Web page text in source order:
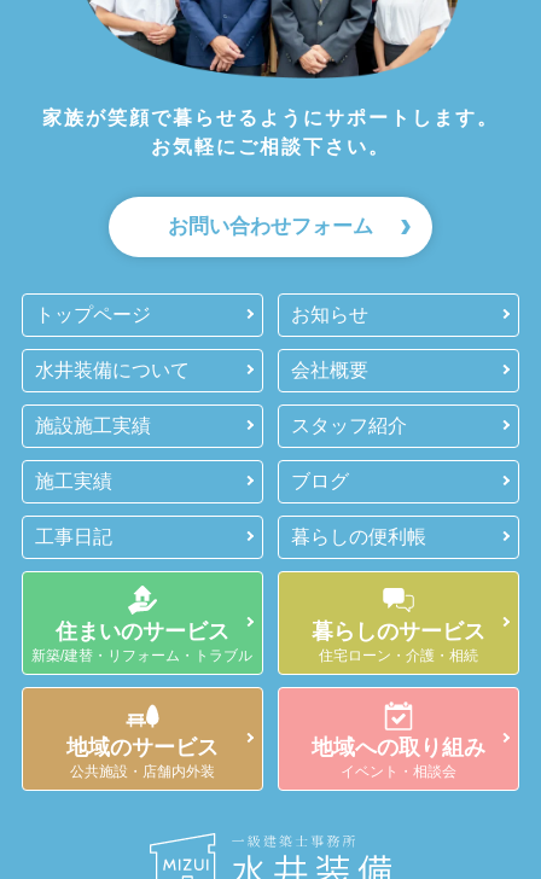
家族が笑顔で暮らせるようにサポートします。
お気軽にご相談下さい。
お問い合わせフォーム
トップページ お知らせ
水井装備について 会社概要
施設施工実績 スタッフ紹介
施工実績 ブログ
工事日記 暮らしの便利帳
住まいのサービス
新築/建替・リフォーム・トラブル
暮らしのサービス
住宅ローン・介護・相続
地域のサービス
公共施設・店舗内外装
地域への取り組み
イベント・相談会